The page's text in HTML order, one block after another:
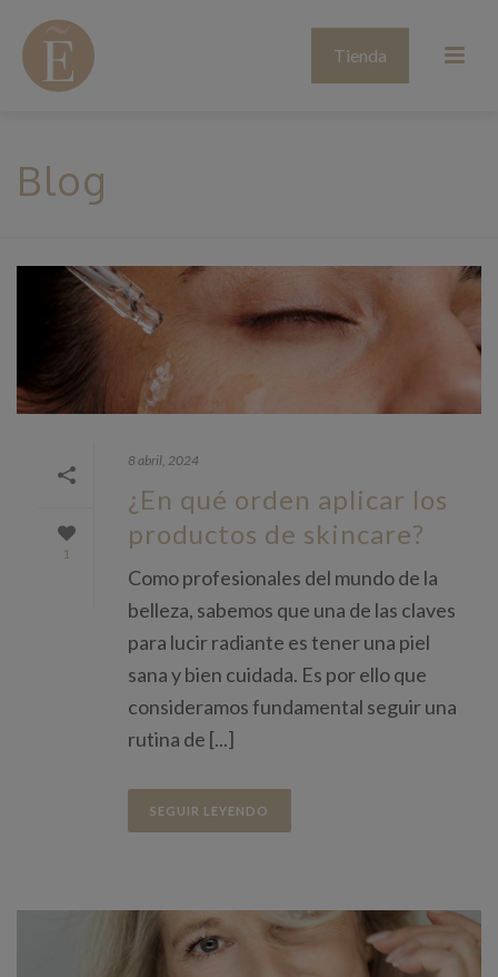
Tienda
Blog
1
8 abril, 2024
¿En qué orden aplicar los
productos de skincare?
Como profesionales del mundo de la
belleza, sabemos que una de las claves
para lucir radiante es tener una piel
sana y bien cuidada. Es por ello que
consideramos fundamental seguir una
rutina de [...]
SEGUIR LEYENDO